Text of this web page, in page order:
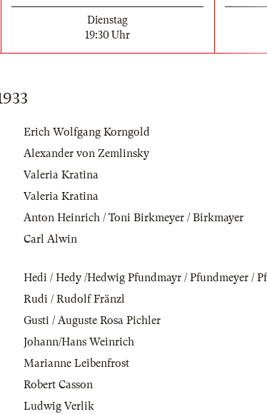
Dienstag
19:30 Uhr
Erich Wolfgang Korngold
Alexander von Zemlinsky
Valeria Kratina
Valeria Kratina
Anton Heinrich / Toni Birkmeyer / Birkmayer
Carl Alwin
Hedi / Hedy /Hedwig Pfundmayr / Pfundmeyer /
Rudi / Rudolf Fränzl
Gusti / Auguste Rosa Pichler
Johann/Hans Weinrich
Marianne Leibenfrost
Robert Casson
Ludwig Verlik